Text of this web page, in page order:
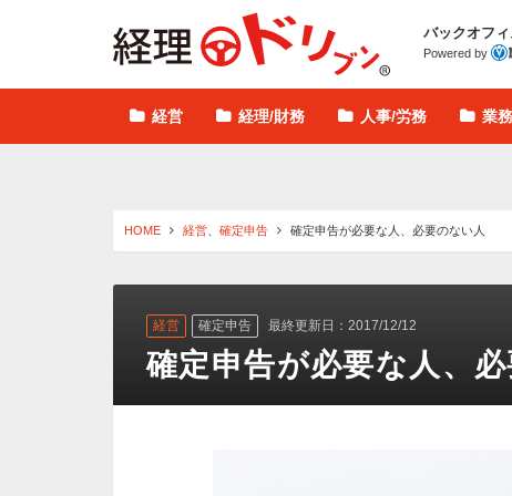
バックオフィ
Powered by
経営 経理/財務 人事/労務 業
HOME 経営 確定申告 確定申告が必要な人、必要のない人
経営 確定申告 最終更新日：2017/12/12
確定申告が必要な人、